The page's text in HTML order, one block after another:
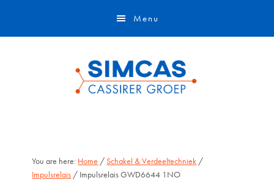
Menu
You are here: Home /Schakel & Verdeeltechniek /
Impulsrelais / Impulsrelais GWD6644 1NO